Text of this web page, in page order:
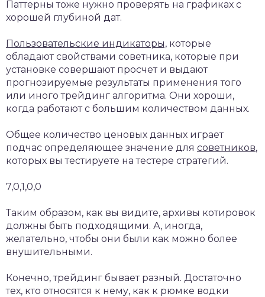
Паттерны тоже нужно проверять на графиках с
хорошей глубиной дат.
Пользовательские индикаторы, которые
обладают свойствами советника, которые при
установке совершают просчет и выдают
прогнозируемые результаты применения того
или иного трейдинг алгоритма. Они хороши,
когда работают с большим количеством данных.
Общее количество ценовых данных играет
подчас определяющее значение для советников,
которых вы тестируете на тестере стратегий.
7,0,1,0,0
Таким образом, как вы видите, архивы котировок
должны быть подходящими. А, иногда,
желательно, чтобы они были как можно более
внушительными.
Конечно, трейдинг бывает разный. Достаточно
тех, кто относятся к нему, как к рюмке водки